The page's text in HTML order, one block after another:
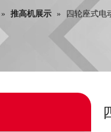
» 推高机展示 » 四轮座式电